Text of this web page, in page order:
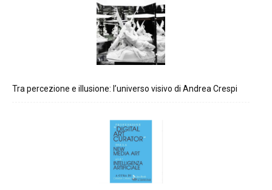
Tra percezione e illusione: l’universo visivo di Andrea Crespi